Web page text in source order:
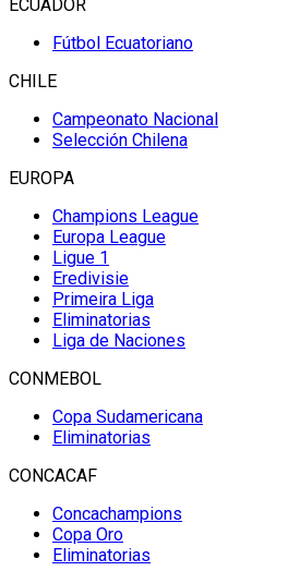
ECUADOR
Fútbol Ecuatoriano
CHILE
Campeonato Nacional
Selección Chilena
EUROPA
Champions League
Europa League
Ligue 1
Eredivisie
Primeira Liga
Eliminatorias
Liga de Naciones
CONMEBOL
Copa Sudamericana
Eliminatorias
CONCACAF
Concachampions
Copa Oro
Eliminatorias